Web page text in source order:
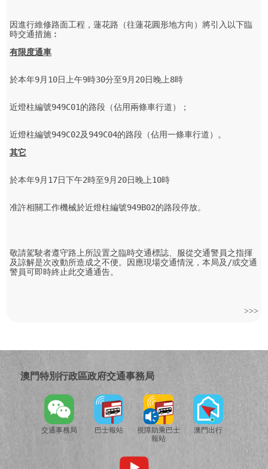
因進行維修路面工程，蓮花路（往蓮花圓形地方向）將引入以下臨
時交通措施︰
有限度通車
於本年9月10日上午9時30分至9月20日晚上8時
近燈柱編號949C01的路段（佔用兩條車行道）；
近燈柱編號949C02及949C04的路段（佔用一條車行道）。
其它
於本年9月17日下午2時至9月20日晚上10時
准許相關工作機械於近燈柱編號949B02的路段停放。
敬請駕駛者遵守路上所設置之臨時交通標誌、服從交通警員之指揮
及諒解是次改動所造成之不便。因應現場交通情況，本局及/或交通
警員可即時終止此交通通告。
>>>
澳門特別行政區政府交通事務局
交通事務局 巴士報站
視障助乘巴士
報站
澳門出行